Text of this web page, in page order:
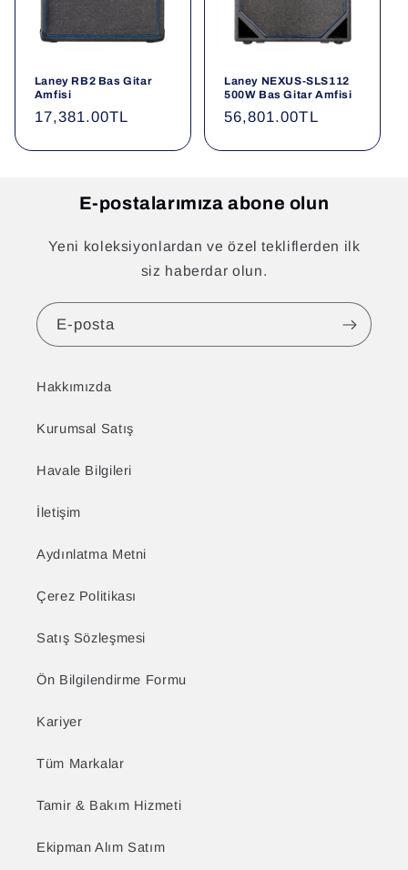
Laney RB2 Bas Gitar
Amfisi
Normal
17,381.00TL
Laney NEXUS-SLS112
500W Bas Gitar Amfisi
Normal
56,801.00TL
E-postalarımıza abone olun
Yeni koleksiyonlardan ve özel tekliflerden ilk
siz haberdar olun.
E-posta
Hakkımızda
Kurumsal Satış
Havale Bilgileri
İletişim
Aydınlatma Metni
Çerez Politikası
Satış Sözleşmesi
Ön Bilgilendirme Formu
Kariyer
Tüm Markalar
Tamir & Bakım Hizmeti
Ekipman Alım Satım